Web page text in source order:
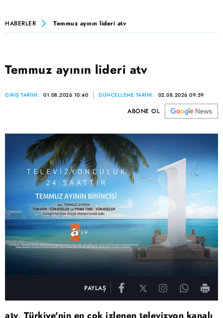
HABERLER Temmuz ayının lideri atv
Temmuz ayının lideri atv
GİRİŞ TARİHİ: 01.08.2026 10:40 GÜNCELLEME TARİHİ: 02.08.2026 09:59
ABONE OL
PAYLAŞ